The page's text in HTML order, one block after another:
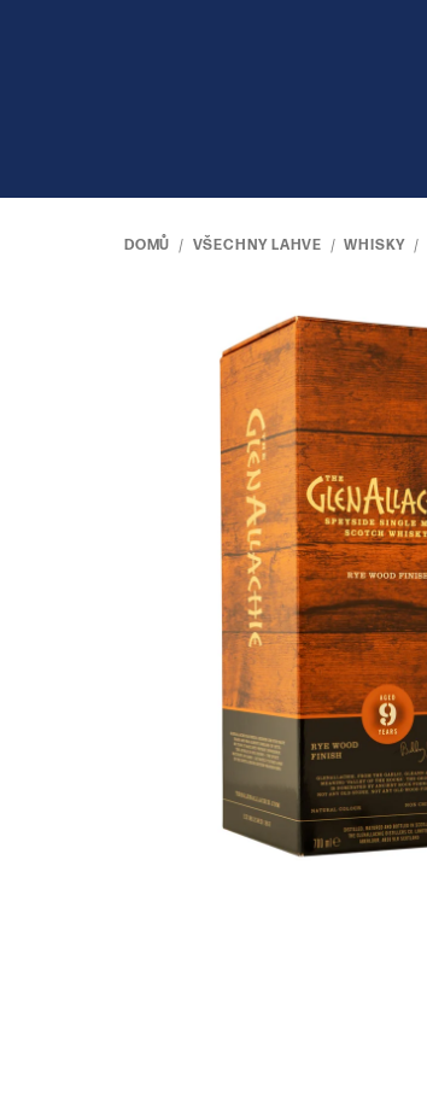
DOMŮ / VŠECHNY LAHVE / WHISKY /